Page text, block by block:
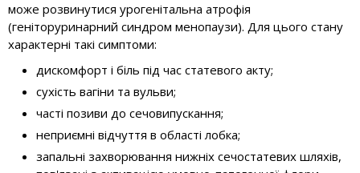
може розвинутися урогенітальна атрофія
(геніторуринарний синдром менопаузи). Для цього стану
характерні такі симптоми:
дискомфорт і біль під час статевого акту;
сухість вагіни та вульви;
часті позиви до сечовипускання;
неприємні відчуття в області лобка;
запальні захворювання нижніх сечостатевих шляхів,